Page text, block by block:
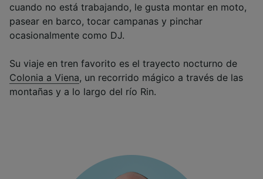
cuando no está trabajando, le gusta montar en moto,
pasear en barco, tocar campanas y pinchar
ocasionalmente como DJ.
Su viaje en tren favorito es el trayecto nocturno de
Colonia a Viena, un recorrido mágico a través de las
montañas y a lo largo del río Rin.